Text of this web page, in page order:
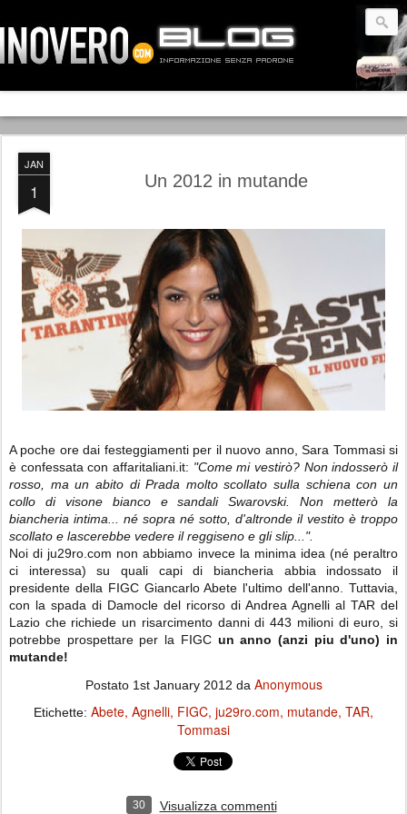
JAN
1 Un 2012 in mutande
A poche ore dai festeggiamenti per il nuovo anno, Sara Tommasi si
è confessata con affaritaliani.it: "Come mi vestirò? Non indosserò il
rosso, ma un abito di Prada molto scollato sulla schiena con un
collo di visone bianco e sandali Swarovski. Non metterò la
biancheria intima... né sopra né sotto, d'altronde il vestito è troppo
scollato e lascerebbe vedere il reggiseno e gli slip...".
Noi di ju29ro.com non abbiamo invece la minima idea (né peraltro
ci interessa) su quali capi di biancheria abbia indossato il
presidente della FIGC Giancarlo Abete l'ultimo dell'anno. Tuttavia,
con la spada di Damocle del ricorso di Andrea Agnelli al TAR del
Lazio che richiede un risarcimento danni di 443 milioni di euro, si
potrebbe prospettare per la FIGC un anno (anzi piu d'uno) in
mutande!
Postato 1st January 2012 da Anonymous
Etichette: Abete Agnelli FIGC ju29ro.com mutande TAR
Tommasi
30 Visualizza commenti